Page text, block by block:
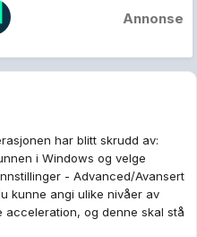
Annonse
har blitt skrudd av:
i Windows og velge
- Advanced/Avansert
kunne angi ulike nivåer av
og denne skal stå